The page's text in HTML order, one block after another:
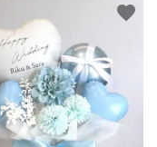
favorite